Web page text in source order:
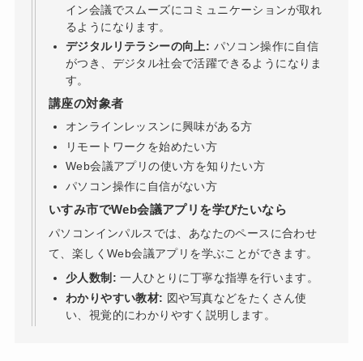
イン会議でスムーズにコミュニケーションが取れ
るようになります。
デジタルリテラシーの向上: パソコン操作に自信
がつき、デジタル社会で活躍できるようになりま
す。
講座の対象者
オンラインレッスンに興味がある方
リモートワークを始めたい方
Web会議アプリの使い方を知りたい方
パソコン操作に自信がない方
いすみ市でWeb会議アプリを学びたいなら
パソコンインパルスでは、あなたのペースに合わせ
て、楽しくWeb会議アプリを学ぶことができます。
少人数制: 一人ひとりに丁寧な指導を行います。
わかりやすい教材: 図や写真などをたくさん使
い、視覚的にわかりやすく説明します。